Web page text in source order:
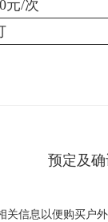
元/次
预定及
信息以便购买户